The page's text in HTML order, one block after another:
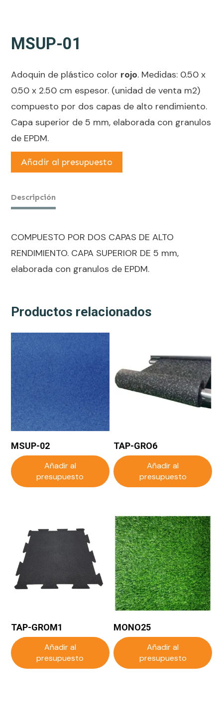
MSUP-01
Adoquin de plástico color rojo. Medidas: 0.50 x
0.50 x 2.50 cm espesor. (unidad de venta m2)
compuesto por dos capas de alto rendimiento.
Capa superior de 5 mm, elaborada con granulos
de EPDM.
Añadir al presupuesto
Descripción
COMPUESTO POR DOS CAPAS DE ALTO
RENDIMIENTO. CAPA SUPERIOR DE 5 mm,
elaborada con granulos de EPDM.
Productos relacionados
MSUP-02
Añadir al
presupuesto
TAP-GRO6
Añadir al
presupuesto
TAP-GROM1
Añadir al
presupuesto
MONO25
Añadir al
presupuesto